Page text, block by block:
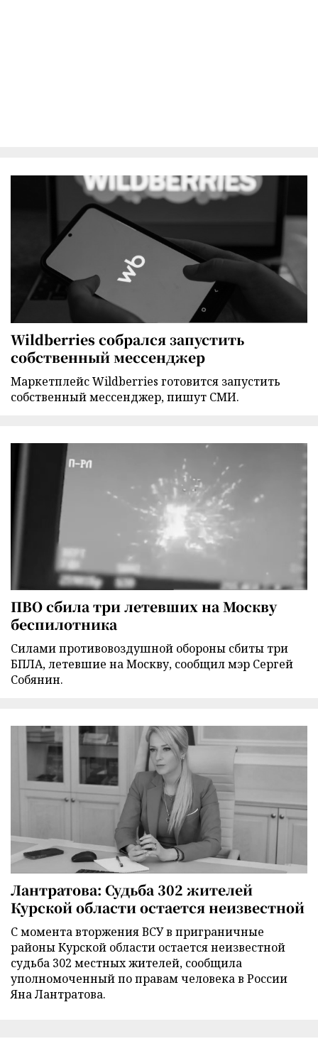
Wildberries собрался запустить
собственный мессенджер
Маркетплейс Wildberries готовится запустить
собственный мессенджер, пишут СМИ.
ПВО сбила три летевших на Москву
беспилотника
Силами противовоздушной обороны сбиты три
БПЛА, летевшие на Москву, сообщил мэр Сергей
Собянин.
Лантратова: Судьба 302 жителей
Курской области остается неизвестной
С момента вторжения ВСУ в приграничные
районы Курской области остается неизвестной
судьба 302 местных жителей, сообщила
уполномоченный по правам человека в России
Яна Лантратова.